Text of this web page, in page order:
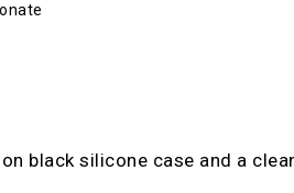
black silicone case and a